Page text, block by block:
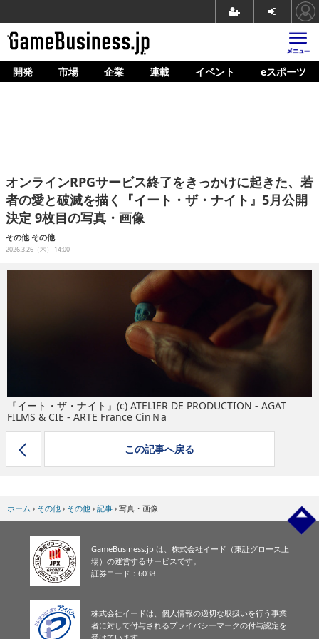
ホーム
企業動向
人材育成
産業政策
開発 市場 企業 連載 イベント eスポーツ
オンラインRPGサービス終了をきっかけに起きた、若
者の愛と破滅を描く『イート・ザ・ナイト』5月公開
決定 9枚目の写真・画像
その他 その他
2026.3.26（木） 14:00
『イート・ザ・ナイト』(c) ATELIER DE PRODUCTION - AGAT
FILMS & CIE - ARTE France CinＮa
この記事へ戻る
ホーム › その他 › その他 › 記事 › 写真・画像
GameBusiness.jp は、株式会社イード（東証グロース上
場）の運営するサービスです。
証券コード：6038
株式会社イードは、個人情報の適切な取扱いを行う事業
者に対して付与されるプライバシーマークの付与認定を